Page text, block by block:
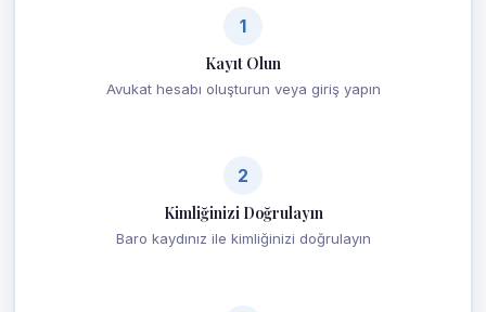
1
Kayıt Olun
Avukat hesabı oluşturun veya giriş yapın
2
Kimliğinizi Doğrulayın
Baro kaydınız ile kimliğinizi doğrulayın